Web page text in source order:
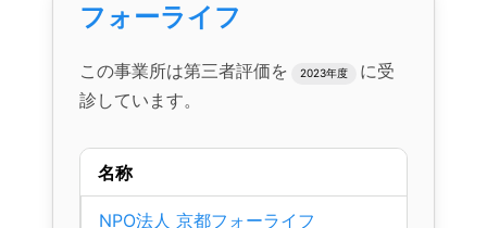
フォーライフ
この事業所は第三者評価を 2023年度
に受
診しています。
名称
NPO法人 京都フォーライフ